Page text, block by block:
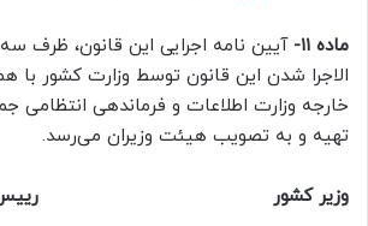
ماده ۱۱-
آیین نامه اجرایی این قانون، ظرف سه
الاجرا شدن این قانون توسط وزارت کشور با
خارجه وزارت اطلاعات و فرماندهی انتظامی
تهیه و به تصویب هیئت وزیران می‌رسد.
وزیر کشور رییس